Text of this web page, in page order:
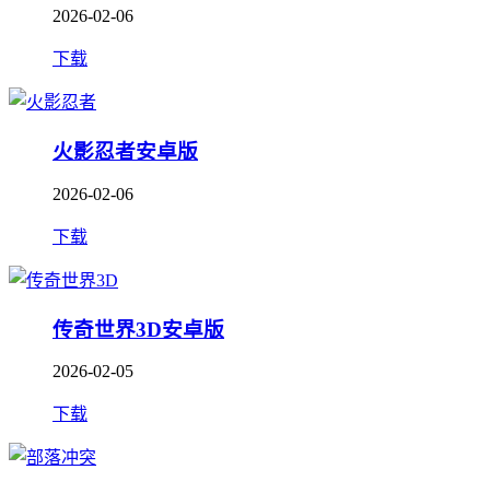
2026-02-06
下载
火影忍者安卓版
2026-02-06
下载
传奇世界3D安卓版
2026-02-05
下载